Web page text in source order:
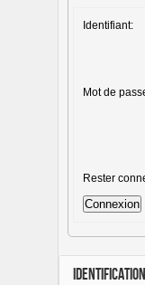
Identifiant:
Mot de
Rester
Connexion
IDENTIFICATION